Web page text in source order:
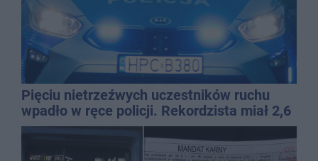
Pięciu nietrzeźwych uczestników ruchu
wpadło w ręce policji. Rekordzista miał 2,6
promila